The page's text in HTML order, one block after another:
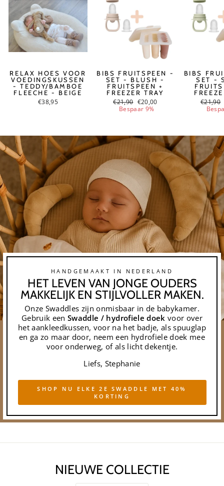
RELAX HOES VOOR
VOEDINGSKUSSEN
- TEDDY/BAMBOE
FLEECHE - BEIGE
€38,95
BIBS FRUITSPEEN -
SET - BLUSH -
FRUITSPEEN +
FREEZER TRAY
Normale
prijs
€21,90 Nu
€20,00
Bespaar 9%
BIBS
SET -
prijs
€21,90
HANDGEMAAKT IN NEDERLAND
HET LEVEN VAN JONGE OUDERS
MAKKELIJK EN STIJLVOLLER MAKEN.
Onze Swaddles zijn onmisbaar in de babykamer.
Gebruik eenSwaddle / hydrofiele doek voor over
het aankleedkussen, voor na het badje, als spuuglap
en ga zo maar door, neem een hydrofiele doek mee
voor onderweg, of als licht dekentje.
Liefs, Stephanie
SHOP NU ELKE 2E SWADDLE MET 40%
KORTING
NIEUWE COLLECTIE